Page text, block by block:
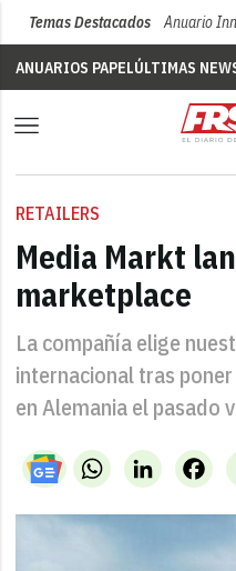
Temas Destacados Anuario
ANUARIOS PAPELÚLTIMAS
RETAILERS
Media Markt
marketplace
La compañía elige
internacional tras
en Alemania el pasado
WhatsAppLinkedIn